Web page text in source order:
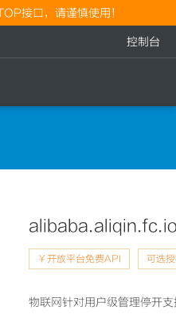
接口，请谨慎使用！
位查询
果查询
控制台
￥开放平台免费API 可选
物联网针对用户级管理停开支